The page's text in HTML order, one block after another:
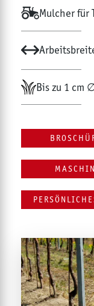
Mulcher für
Bis zu 1 cm